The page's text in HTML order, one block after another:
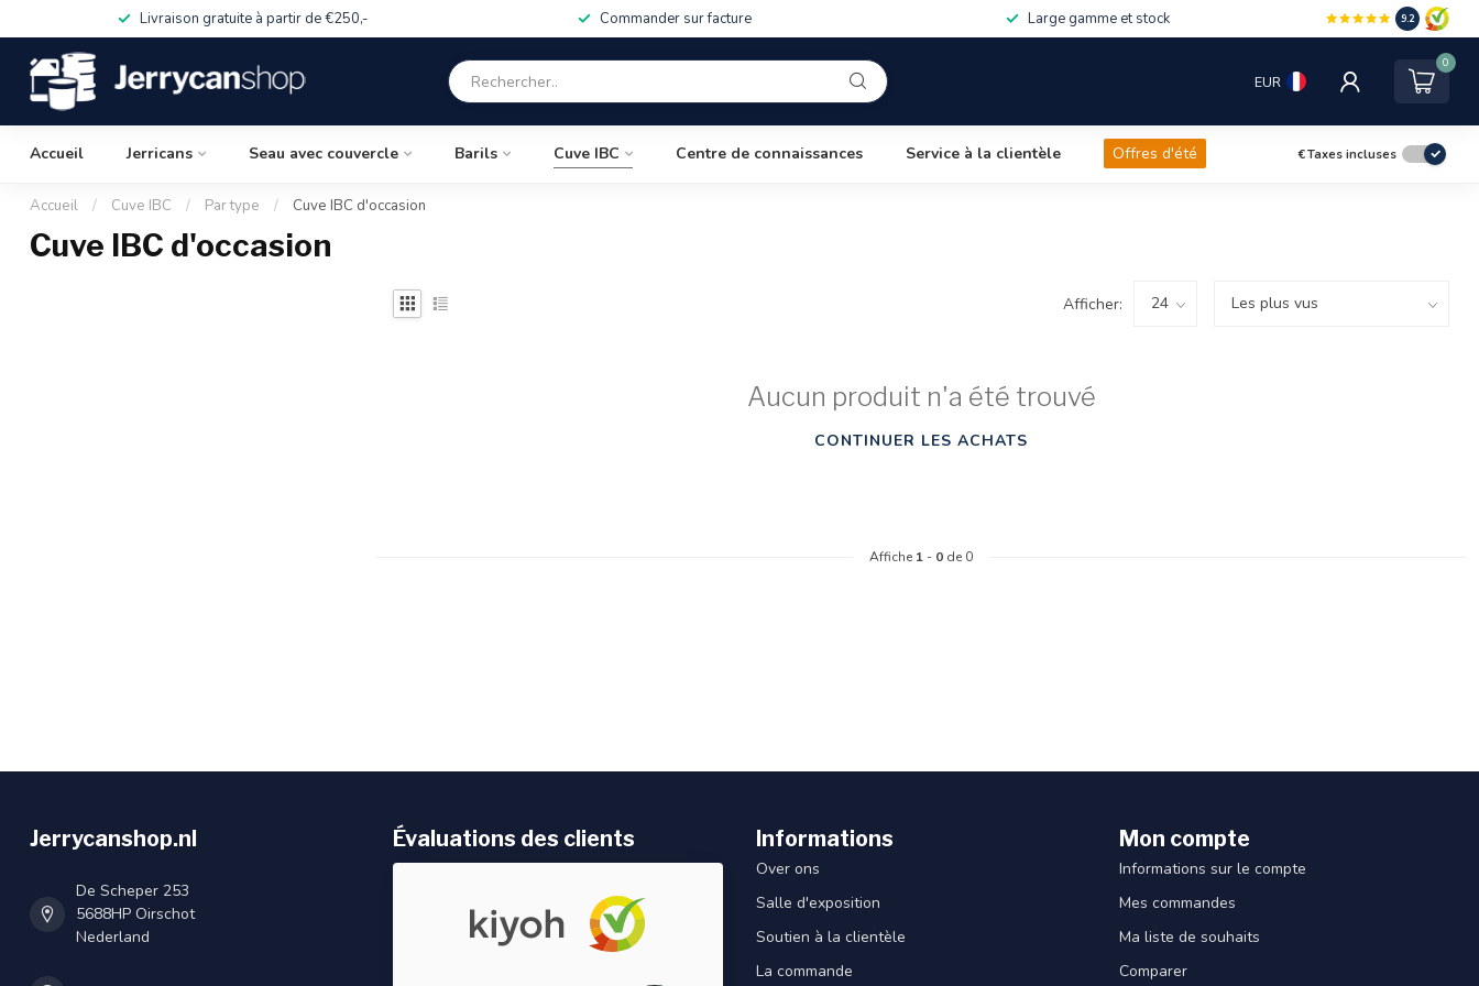
Livraison gratuite à partir de €250,- Commander sur facture Large gamme et stock 9.2
EUR
0
Accueil Jerricans Seau avec couvercle Barils Cuve IBC Centre de connaissances Service à la clientèle Offres d'été €Taxes incluses
Accueil / Cuve IBC / Par type / Cuve IBC d'occasion
Cuve IBC d'occasion
Afficher:
Aucun produit n'a été trouvé
CONTINUER LES ACHATS
Affiche 1 - 0 de 0
Jerrycanshop.nl
De Scheper 253
5688HP Oirschot
Nederland
Évaluations des clients Informations
Over ons
Salle d'exposition
Soutien à la clientèle
La commande
Mon compte
Informations sur le compte
Mes commandes
Ma liste de souhaits
Comparer